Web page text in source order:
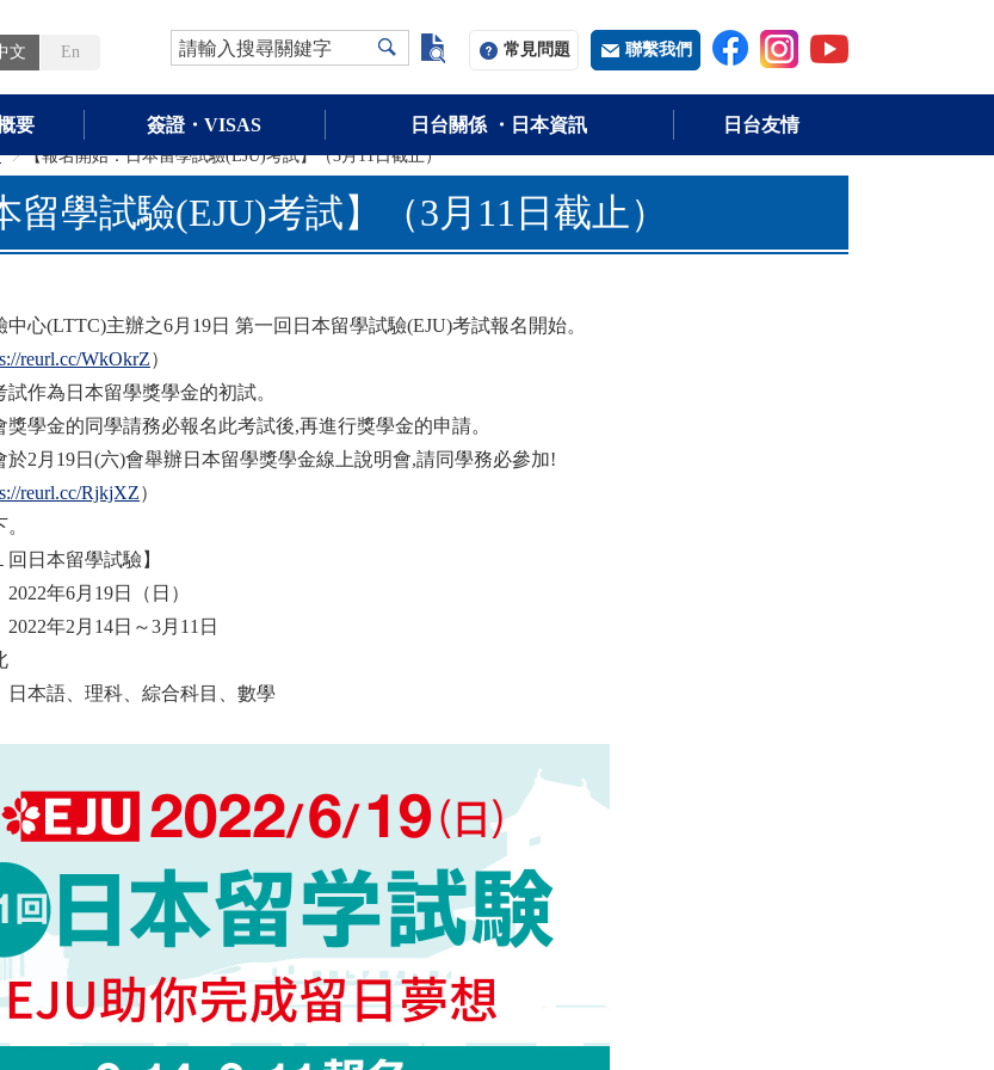
文 En 請輸入搜尋關鍵字 常用字词常見問題 聯繫我們
要 簽證・VISAS 日台關係 ・日本資訊 日台友情
>
【報名開始：日本留學試驗(EJU)考試】（3月11日截止）
留學試驗(EJU)考試】（3月11日截止）
心(LTTC)主辦之6月19日 第一回日本留學試驗(EJU)考試報名開始。
reurl.cc/WkOkrZ）
作為日本留學獎學金的初試。
獎學金的同學請務必報名此考試後,再進行獎學金的申請。
於2月19日(六)會舉辦日本留學獎學金線上說明會,請同學務必參加!
reurl.cc/RjkjXZ）
回日本留學試驗】
年6月19日（日）
年2月14日～3月11日
本語、理科、綜合科目、數學